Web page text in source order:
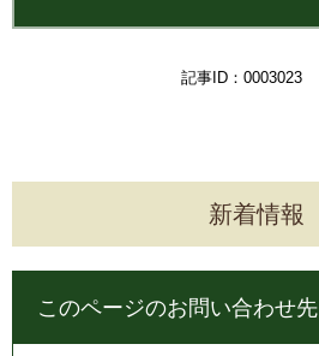
記事ID：0003023
新着情報
このページのお問い合わせ先